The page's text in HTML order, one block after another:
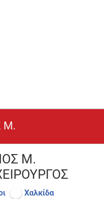
Μ.
Μ.
Χαλκίδα